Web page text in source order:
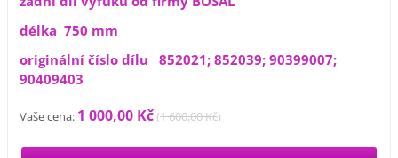
délka 750 mm
originální číslo dílu 852021; 852039; 90399007;
90409403
Vaše cena: 1 000,00 Kč(1 600,00 Kč)